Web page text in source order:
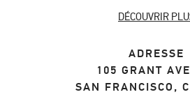
DÉCOUVRIR
ADRESSE
105 GRANT
SAN FRANCISCO ,